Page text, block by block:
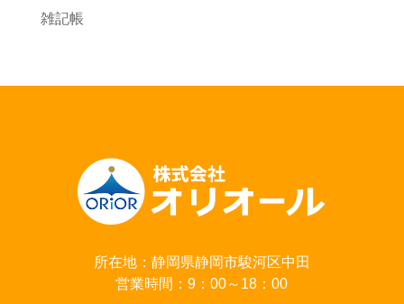
雑記帳
所在地：静岡県静岡市駿河区中田
営業時間：9：00～18：00